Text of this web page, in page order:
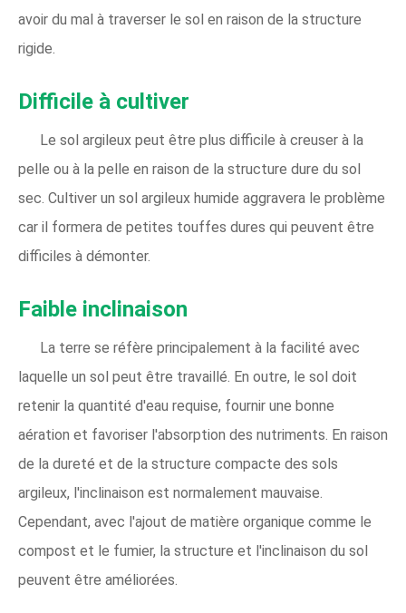
avoir du mal à traverser le sol en raison de la structure
rigide.
Difficile à cultiver
Le sol argileux peut être plus difficile à creuser à la
pelle ou à la pelle en raison de la structure dure du sol
sec. Cultiver un sol argileux humide aggravera le problème
car il formera de petites touffes dures qui peuvent être
difficiles à démonter.
Faible inclinaison
La terre se réfère principalement à la facilité avec
laquelle un sol peut être travaillé. En outre, le sol doit
retenir la quantité d'eau requise, fournir une bonne
aération et favoriser l'absorption des nutriments. En raison
de la dureté et de la structure compacte des sols
argileux, l'inclinaison est normalement mauvaise.
Cependant, avec l'ajout de matière organique comme le
compost et le fumier, la structure et l'inclinaison du sol
peuvent être améliorées.